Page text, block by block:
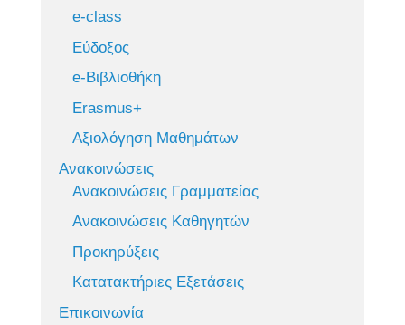
e-class
Εύδοξος
e-Βιβλιοθήκη
Erasmus+
Αξιολόγηση Μαθημάτων
Ανακοινώσεις
Ανακοινώσεις Γραμματείας
Ανακοινώσεις Καθηγητών
Προκηρύξεις
Κατατακτήριες Εξετάσεις
Επικοινωνία